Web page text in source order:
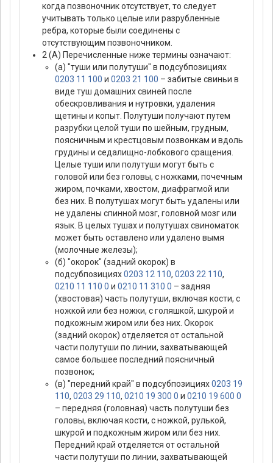
когда позвоночник отсутствует, то следует
учитывать только целые или разрубленные
ребра, которые были соединены с
отсутствующим позвоночником.
2 (А) Перечисленные ниже термины означают:
(а) "туши или полутуши" в подсубпозициях
0203 11 100 и 0203 21 100 – забитые свиньи в
виде туш домашних свиней после
обескровливания и нутровки, удаления
щетины и копыт. Полутуши получают путем
разрубки целой туши по шейным, грудным,
поясничным и крестцовым позвонкам и вдоль
грудины и седалищно-лобкового сращения.
Целые туши или полутуши могут быть с
головой или без головы, с ножками, почечным
жиром, почками, хвостом, диафрагмой или
без них. В полутушах могут быть удалены или
не удалены спинной мозг, головной мозг или
язык. В целых тушах и полутушах свиноматок
может быть оставлено или удалено вымя
(молочные железы);
(б) "окорок" (задний окорок) в
подсубпозициях0203 12 110, 0203 22 110,
0210 11 110 0 и 0210 11 310 0 – задняя
(хвостовая) часть полутуши, включая кости, с
ножкой или без ножки, с голяшкой, шкурой и
подкожным жиром или без них. Окорок
(задний окорок) отделяется от остальной
части полутуши по линии, захватывающей
самое большее последний поясничный
позвонок;
(в) "передний край" в подсубпозициях0203 19
110, 0203 29 110, 0210 19 300 0 и 0210 19 600 0
– передняя (головная) часть полутуши без
головы, включая кости, с ножкой, рулькой,
шкурой и подкожным жиром или без них.
Передний край отделяется от остальной
части полутуши по линии, захватывающей